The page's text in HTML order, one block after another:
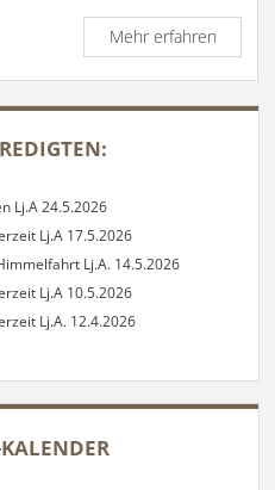
Mehr erfahrenPredigt
zum
28.
Sonntag
Lj.A 24.5.2026
Lj.A 17.5.2026
Lj.A. 14.5.2026
Lj.A 10.5.2026
Lj.A. 12.4.2026